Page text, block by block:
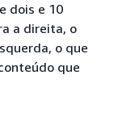
dois e 10
a direita, o
o que
que